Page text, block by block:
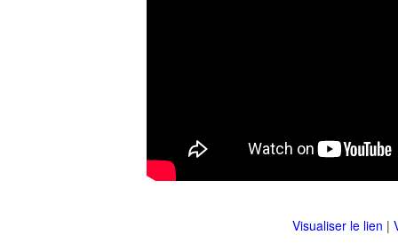
Visualiser le lien |